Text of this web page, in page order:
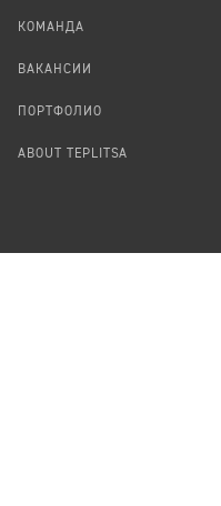
КОМАНДА
ВАКАНСИИ
ПОРТФОЛИО
ABOUT TEPLITSA